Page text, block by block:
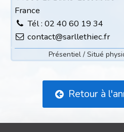
France
Tél : 02 40 60 19 34
contact@sarllethiec.fr
Présentiel / Situé
Retour à